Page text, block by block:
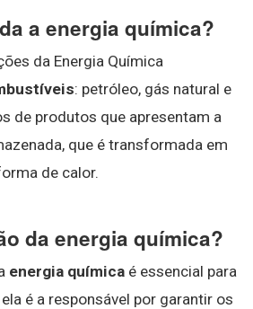
a energia química?
da Energia Química
: petróleo, gás natural e
de produtos que apresentam a
que é transformada em
de calor.
da energia química?
energia química é essencial para
é a responsável por garantir os